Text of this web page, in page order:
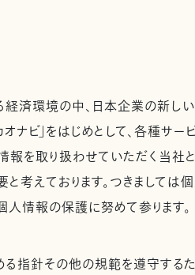
経済環境の中、日本企業の新し
オナビ」をはじめとして、各種サ
報を取り扱わせていただく当社
考えております。つきまして
情報の保護に努めて参ります。
指針その他の規範を遵守する